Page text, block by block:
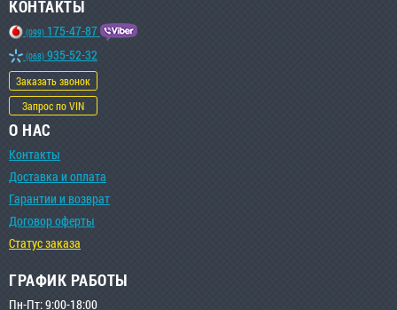
КОНТАКТЫ
(099) 175-47-87
(068) 935-52-32
Заказать звонок
Запрос по VIN
О НАС
Контакты
Доставка и оплата
Гарантии и возврат
Договор оферты
Статус заказа
ГРАФИК РАБОТЫ
Пн-Пт: 9:00-18:00